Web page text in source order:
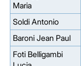
Maria
Soldi Antonio
Baroni Jean Paul
Foti Belligambi